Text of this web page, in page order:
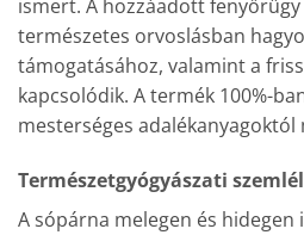
ismert. A hozzáadott
természetes orvoslásban
támogatásához, valamint a
kapcsolódik. A termék 100%-
mesterséges
Természetgyógyászati
A sópárna melegen és hidegen